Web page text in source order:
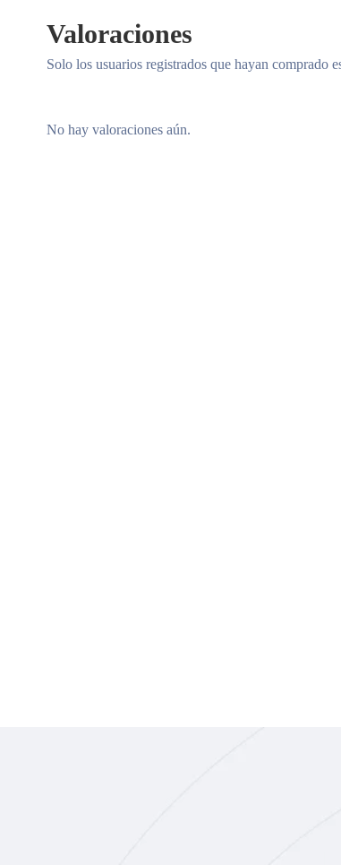
Valoraciones
No hay valoraciones aún.
Solo los usuarios registrados que hayan comprado